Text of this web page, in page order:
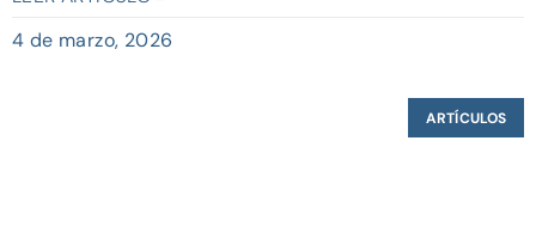
4 de marzo, 2026
ARTÍCULOS